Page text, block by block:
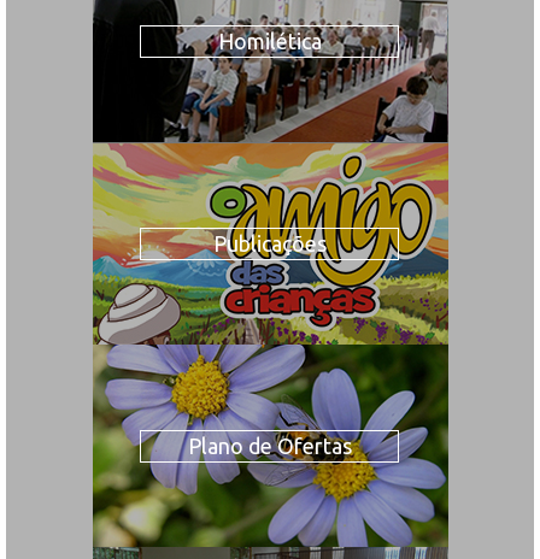
Homilética
Publicações
Plano de Ofertas